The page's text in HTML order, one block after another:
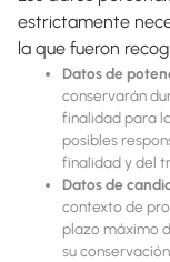
estrictamente
la que fueron
Datos de
conservarán
finalidad para
posibles
finalidad y del
Datos de
contexto de
plazo máximo
su